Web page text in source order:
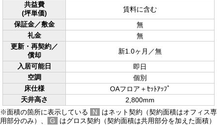
共益費
(坪単価)
賃料に含む
保証金／敷金
無
礼金
無
更新・再契約／
償却
新1.0ヶ月／無
入居可能日
即日
空調
個別
床仕様
OAフロア＋ｾｯﾄｱｯﾌﾟ
天井高さ
2,800mm
※面積の箇所に表示している
N
はネット契約（契約面積はオフィス専
用部分のみ）、
G
はグロス契約（契約面積は共用部分を加えた面積）